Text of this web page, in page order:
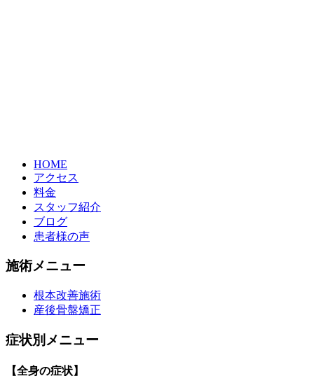
HOME
アクセス
料金
スタッフ紹介
ブログ
患者様の声
施術メニュー
根本改善施術
産後骨盤矯正
症状別メニュー
【全身の症状】